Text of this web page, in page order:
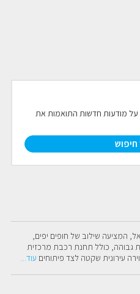
על מודעות חדשות התואמות את
עירונית שקטה לצד פיתוחים עוד...